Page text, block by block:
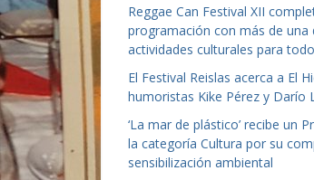
Reggae Can Festival XII
programación con más de una
actividades culturales para
El Festival Reislas acerca a El
humoristas Kike Pérez y Darío
‘La mar de plástico’ recibe un
la categoría Cultura por su
sensibilización ambiental